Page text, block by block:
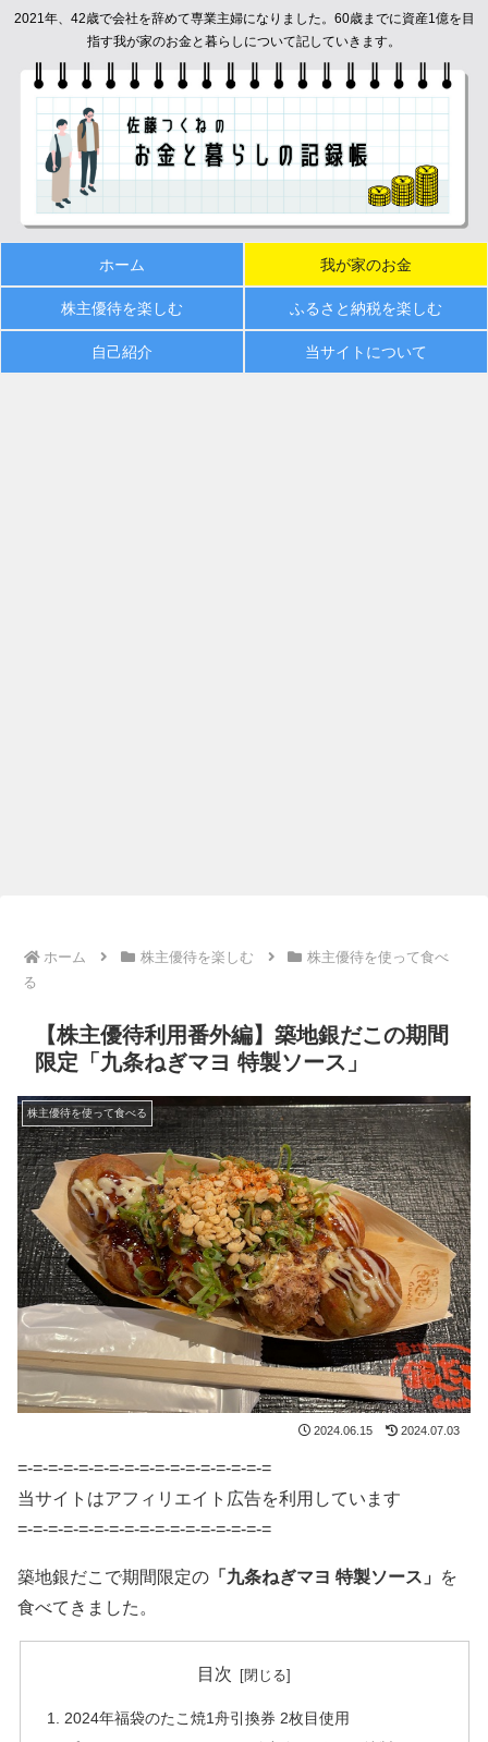
2021年、42歳で会社を辞めて専業主婦になりました。60歳までに資産1億を目
指す我が家のお金と暮らしについて記していきます。
ホーム 我が家のお金
株主優待を楽しむ ふるさと納税を楽しむ
自己紹介 当サイトについて
ホーム 株主優待を楽しむ
株主優待を使って食べ
る
【株主優待利用番外編】築地銀だこの期間
限定「九条ねぎマヨ 特製ソース」
株主優待を使って食べる
2024.06.15 2024.07.03
=-=-=-=-=-=-=-=-=-=-=-=-=-=-=-=-=
当サイトはアフィリエイト広告を利用しています
=-=-=-=-=-=-=-=-=-=-=-=-=-=-=-=-=
築地銀だこで期間限定の 「九条ねぎマヨ 特製ソース」
を
食べてきました。
目次
2024年福袋のたこ焼1舟引換券 2枚目使用